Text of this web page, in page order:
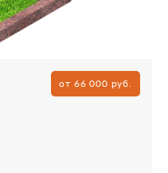
от 66 000 руб.